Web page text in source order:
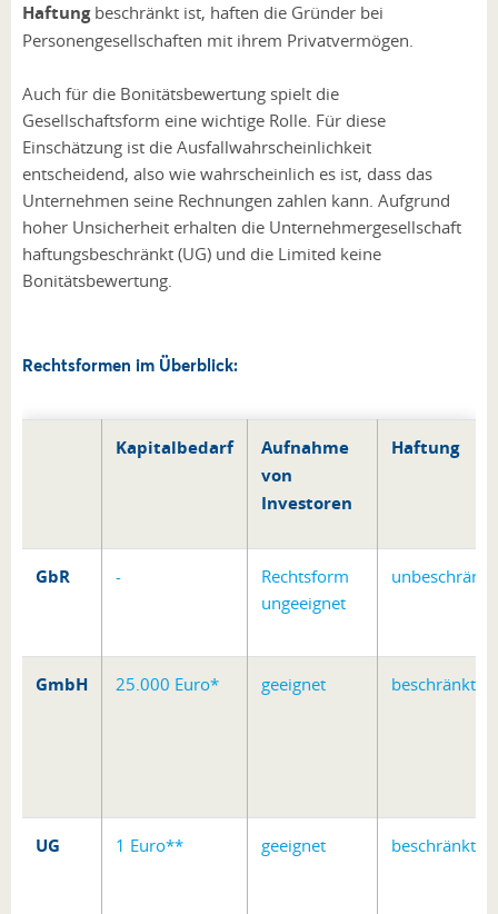
Haftungbeschränkt ist, haften die Gründer bei
Personengesellschaften mit ihrem Privatvermögen.
Auch für die Bonitätsbewertung spielt die
Gesellschaftsform eine wichtige Rolle. Für diese
Einschätzung ist die Ausfallwahrscheinlichkeit
entscheidend, also wie wahrscheinlich es ist, dass das
Unternehmen seine Rechnungen zahlen kann. Aufgrund
hoher Unsicherheit erhalten die Unternehmergesellschaft
haftungsbeschränkt (UG) und die Limited keine
Bonitätsbewertung.
Rechtsformen im Überblick:
Kapitalbedarf
Aufnahme
von
Investoren
Haftung
GbR -
Rechtsform
ungeeignet
unbeschränkt
GmbH 25.000 Euro* geeignet beschränkt
UG 1 Euro** geeignet beschränkt